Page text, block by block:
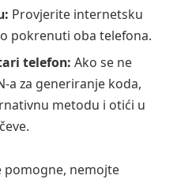
Provjerite internetsku
pokrenuti oba telefona.
telefon: Ako se ne
a za generiranje koda,
metodu i otići u
pomogne, nemojte